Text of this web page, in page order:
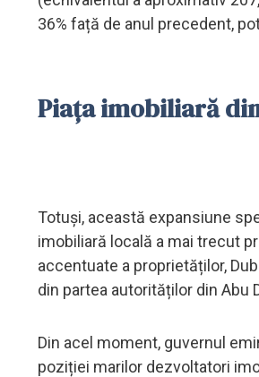
36% față de anul precedent,
Piața imobiliară
Totuși, această expansiune
imobiliară locală a mai trecut
accentuate a proprietăților,
din partea autorităților din Abu
Din acel moment, guvernul
poziției marilor dezvoltatori